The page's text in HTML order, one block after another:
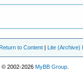
Return to Content | Lite (Archive)
, © 2002-2026MyBB Group